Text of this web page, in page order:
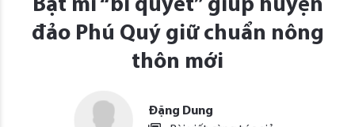
Bật mí “bí quyết” giúp huyện
đảo Phú Quý giữ chuẩn nông
thôn mới
Đặng Dung